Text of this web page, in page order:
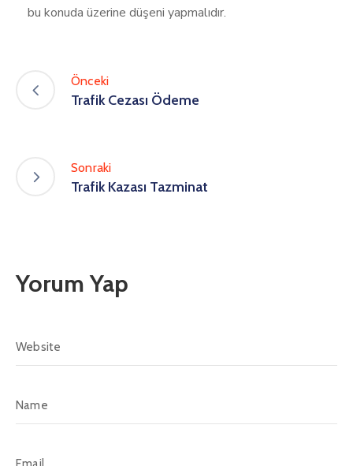
bu konuda üzerine düşeni yapmalıdır.
Önceki
Trafik Cezası Ödeme
Sonraki
Trafik Kazası Tazminat
Yorum Yap